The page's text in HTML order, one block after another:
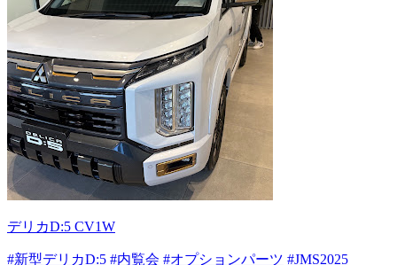
デリカD:5 CV1W
#新型デリカD:5 #内覧会 #オプションパーツ #JMS2025